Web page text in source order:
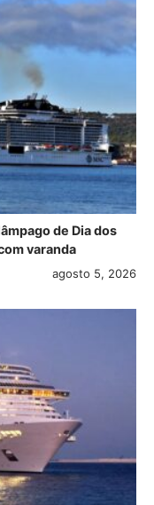
de Dia dos
varanda
agosto 5, 2026